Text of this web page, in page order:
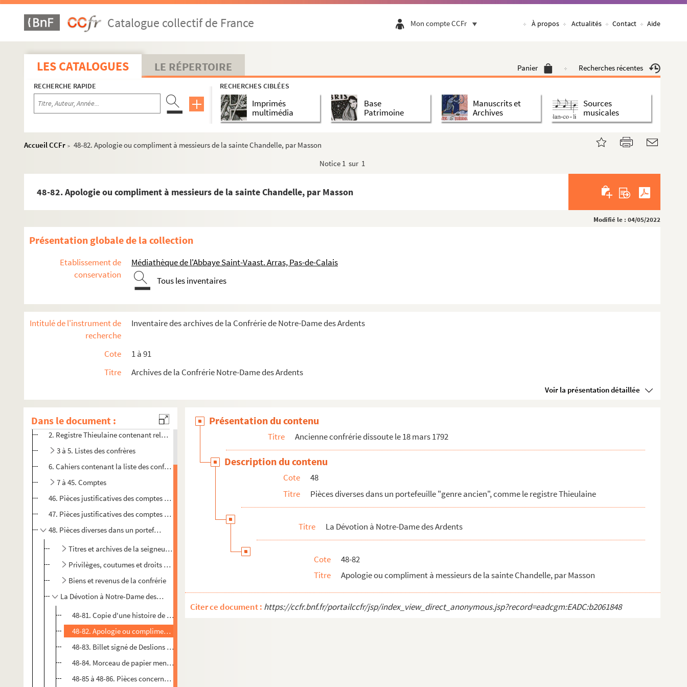
Catalogue collectif de France Mon compte CCFr À propos Actualités Contact Aide
LES CATALOGUES LE RÉPERTOIRE Panier Recherches récentes
RECHERCHE RAPIDE RECHERCHES CIBLÉES
Imprimés
multimédia
Base
Patrimoine
Manuscrits et
Archives
Sources
musicales
Accueil CCFr > 48-82. Apologie ou compliment à messieurs de la sainte Chandelle, par Masson
Notice 1 sur 1
48-82. Apologie ou compliment à messieurs de la sainte Chandelle, par Masson
Modifié le : 04/05/2022
Présentation globale de la collection
Etablissement de
conservation
Médiathèque de l'Abbaye Saint-Vaast. Arras, Pas-de-Calais
Tous les inventaires
Intitulé de l'instrument de
recherche
Inventaire des archives de la Confrérie de Notre-Dame des Ardents
Cote
1 à 91
Titre
Archives de la Confrérie Notre-Dame des Ardents
Voir la présentation détaillée
Dans le document :
Ancienne confrérie dissoute le 18 mars 1792
1. Règlement de la confrérie
2. Registre Thieulaine contenant relation de miracles
3 à 5. Listes des confrères
6. Cahiers contenant la liste des confrères reçus chaque année (1621-1647)
7 à 45. Comptes
46. Pièces justificatives des comptes de 1640, 1642, 1643-1644 , 1645-1648, 1648 , 1660, 1661-1662 , 166...
47. Pièces justificatives des comptes de 1705, 1735, 1778-1782 ; fragments de comptes de 1780-1781; pièc...
48. Pièces diverses dans un portefeuille "genre ancien", comme le registre Thieulaine
Titres et archives de la seigneurie
Privilèges, coutumes et droits de la confrérie
Biens et revenus de la confrérie
La Dévotion à Notre-Dame des Ardents
48-81. Copie d'une histoire de la Confrérie, de la chanson " Preste l'oreille" et de l'Ode aux Ardans :"Ard...
48-82. Apologie ou compliment à messieurs de la sainte Chandelle, par Masson
48-83. Billet signé de Deslions pour son entrée dans la confrérie
48-84. Morceau de papier mentionnant un procès des évêques d'Arras et de Boulogne contre l'abbaye du Mont-S...
48-85 à 48-86. Pièces concernant la cire de la chandelle
Présentation du contenu
Titre Ancienne confrérie dissoute le 18 mars 1792
Description du contenu
Cote
48
Titre
Pièces diverses dans un portefeuille "genre ancien", comme le registre Thieulaine
Titre La Dévotion à Notre-Dame des Ardents
Cote
48-82
Titre
Apologie ou compliment à messieurs de la sainte Chandelle, par Masson
Citer ce document : https://ccfr.bnf.fr/portailccfr/jsp/index_view_direct_anonymous.jsp?record=eadcgm:EADC:b2061848